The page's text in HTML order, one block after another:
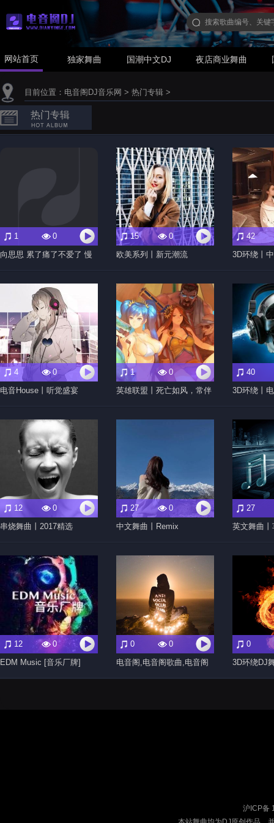
网站首页 独家舞曲 国潮中文DJ 夜店商业舞曲
目前位置： 电音阁DJ音乐网 > 热门专辑 >
热门专辑
1
0
向思思 累了痛了不爱了 慢
摇 DJ 志坚 MIX
15
0
欧美系列丨新元潮流
42
3D环绕丨
4
0
电音House丨听觉盛宴
1
0
英雄联盟丨死亡如风，常伴
吾身
40
3D环绕丨
12
0
串烧舞曲丨2017精选
27
0
中文舞曲丨Remix
27
英文舞曲
12
0
EDM Music [音乐厂牌]
0
0
电音阁,电音阁歌曲,电音阁
DJ,电音阁舞曲,电音阁音乐
0
3D环绕DJ
嗨曲,3D环
沪ICP备